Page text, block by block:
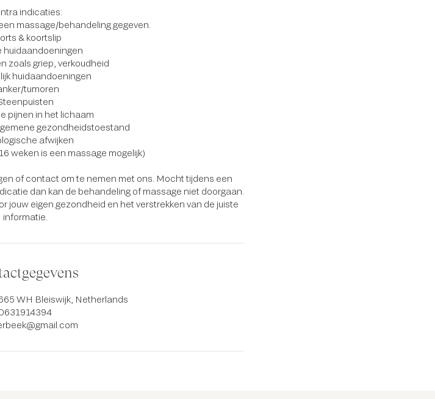
indicaties:
massage/behandeling gegeven.
& koortslip
huidaandoeningen
zoals griep, verkoudheid
huidaandoeningen
tumoren
pijnen in het lichaam
gezondheidstoestand
afwijken
weken is een massage mogelijk)
of contact om te nemen met ons. Mocht tijdens een
dan kan de behandeling of massage niet doorgaan.
jouw eigen gezondheid en het verstrekken van de juiste
informatie.
WH Bleiswijk, Netherlands